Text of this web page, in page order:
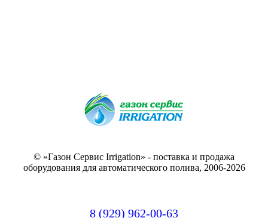
© «Газон Сервис Irrigation» - поставка и продажа
оборудования для автоматического полива, 2006-2026
8 (929) 962-00-63